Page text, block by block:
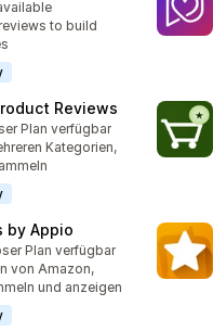
to build
Reviews
Plan verfügbar
Kategorien,
by Appio
Plan verfügbar
von Amazon,
und anzeigen